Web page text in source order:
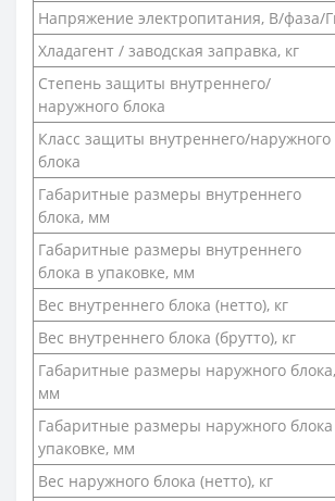
Напряжение электропитания, В/фаза/
Хладагент / заводская заправка, кг
Степень защиты внутреннего/
наружного блока
Класс защиты внутреннего/наружного
блока
Габаритные размеры внутреннего
блока, мм
Габаритные размеры внутреннего
блока в упаковке, мм
Вес внутреннего блока (нетто), кг
Вес внутреннего блока (брутто), кг
Габаритные размеры наружного блока,
мм
Габаритные размеры наружного
упаковке, мм
Вес наружного блока (нетто), кг